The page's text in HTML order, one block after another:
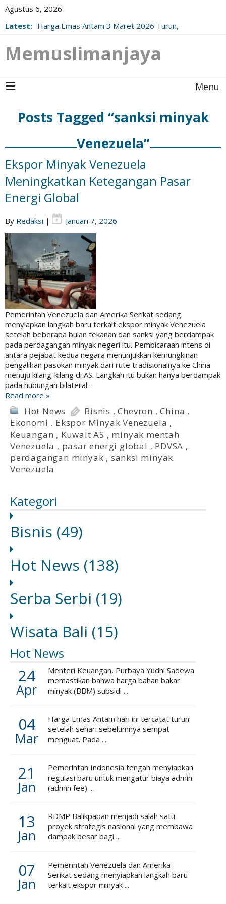
Agustus 6, 2026
Latest: Harga Emas Antam 3 Maret 2026 Turun,
Memuslimanjaya
Menu
Posts Tagged “sanksi minyak
Venezuela”
Ekspor Minyak Venezuela
Meningkatkan Ketegangan Pasar
Energi Global
By Redaksi | Januari 7, 2026
Pemerintah Venezuela dan Amerika Serikat sedang
menyiapkan langkah baru terkait ekspor minyak Venezuela
setelah beberapa bulan tekanan dan sanksi yang berdampak
pada perdagangan minyak negeri itu. Pembicaraan intens di
antara pejabat kedua negara menunjukkan kemungkinan
pengalihan pasokan minyak dari rute tradisionalnya ke China
menuju kilang-kilang di AS. Langkah itu bukan hanya berdampak
pada hubungan bilateral…
Read more »
Hot News Bisnis ,Chevron ,China ,
Ekonomi , Ekspor Minyak Venezuela ,
Keuangan , Kuwait AS , minyak mentah
Venezuela , pasar energi global , PDVSA ,
perdagangan minyak , sanksi minyak
Venezuela
Kategori
Bisnis (49)
Hot News (138)
Serba Serbi (19)
Wisata Bali (15)
Hot News
24
Apr
Menteri Keuangan, Purbaya Yudhi Sadewa
memastikan bahwa harga bahan bakar
minyak (BBM) subsidi ...
04
Mar
Harga Emas Antam hari ini tercatat turun
setelah sehari sebelumnya sempat
menguat. Pada ...
21
Jan
Pemerintah Indonesia tengah menyiapkan
regulasi baru untuk mengatur biaya admin
(admin fee) ...
13
Jan
RDMP Balikpapan menjadi salah satu
proyek strategis nasional yang membawa
dampak besar bagi ...
07
Jan
Pemerintah Venezuela dan Amerika
Serikat sedang menyiapkan langkah baru
terkait ekspor minyak ...